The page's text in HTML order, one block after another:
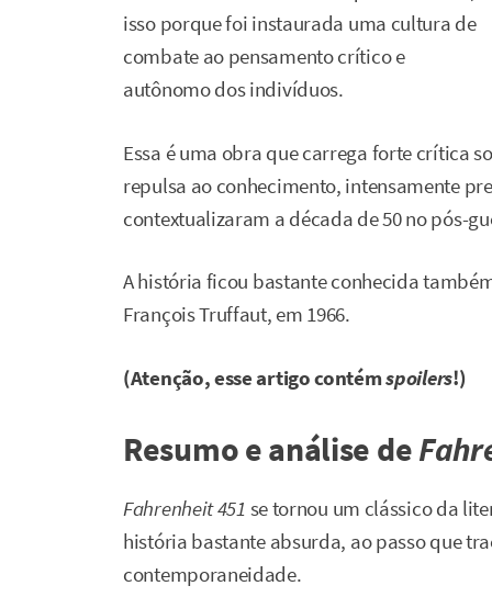
isso porque foi instaurada uma cultura de
combate ao pensamento crítico e
autônomo dos indivíduos.
Essa é uma obra que carrega forte crítica
repulsa ao conhecimento, intensamente
contextualizaram a década de 50 no pós-
A história ficou bastante conhecida
François Truffaut, em 1966.
(Atenção, esse artigo contémspoilers!)
Resumo e análise de
Fahrenheit 451 se tornou um clássico da
história bastante absurda, ao passo que
contemporaneidade.